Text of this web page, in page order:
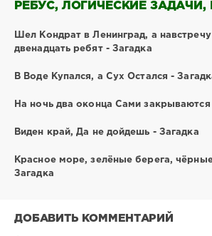
РЕБУС, ЛОГИЧЕСКИЕ ЗАДАЧИ,
Шел Кондрат в Ленинград, а
двенадцать ребят - Загадка
В Воде Купался, а Сух Остался -
На ночь два оконца Сами закрываются
Виден край, Да не дойдешь - Загадка
Красное море, зелёные берега,
Загадка
ДОБАВИТЬ КОММЕНТАРИЙ